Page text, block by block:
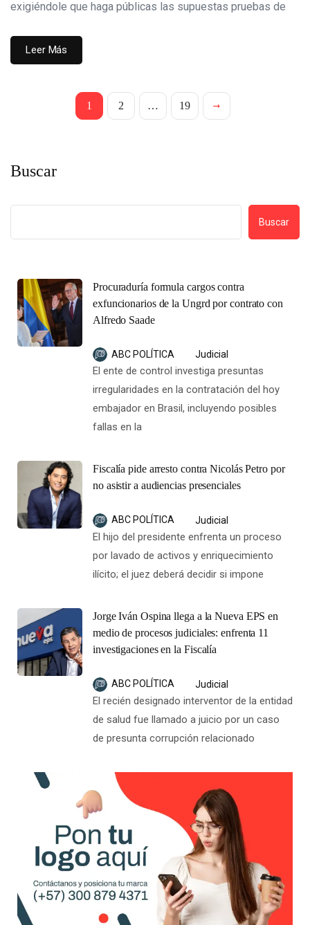
exigiéndole que haga públicas las supuestas pruebas de
Leer Más
1 2 … 19
Buscar
Buscar
Procuraduría formula cargos contra
exfuncionarios de la Ungrd por contrato con
Alfredo Saade
ABC POLÍTICA Judicial
El ente de control investiga presuntas
irregularidades en la contratación del hoy
embajador en Brasil, incluyendo posibles
fallas en la
Fiscalía pide arresto contra Nicolás Petro por
no asistir a audiencias presenciales
ABC POLÍTICA Judicial
El hijo del presidente enfrenta un proceso
por lavado de activos y enriquecimiento
ilícito; el juez deberá decidir si impone
Jorge Iván Ospina llega a la Nueva EPS en
medio de procesos judiciales: enfrenta 11
investigaciones en la Fiscalía
ABC POLÍTICA Judicial
El recién designado interventor de la entidad
de salud fue llamado a juicio por un caso
de presunta corrupción relacionado